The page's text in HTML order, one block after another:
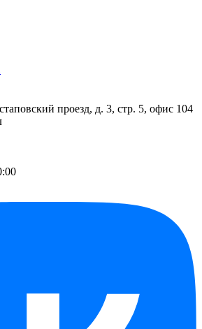
проезд, д. 3, стр. 5, офис 104